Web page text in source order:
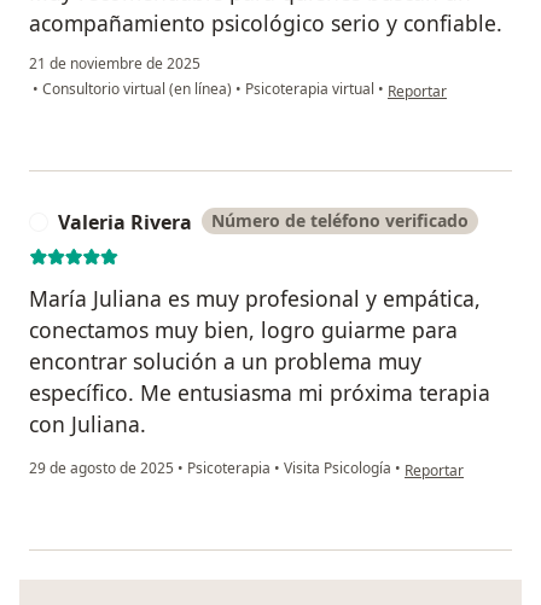
acompañamiento psicológico serio y confiable.
21 de noviembre de 2025
• Consultorio virtual (en línea) • Psicoterapia virtual • en opinión del usuario
Reportar
Valeria Rivera Número de teléfono verificado
María Juliana es muy profesional y empática,
conectamos muy bien, logro guiarme para
encontrar solución a un problema muy
específico. Me entusiasma mi próxima terapia
con Juliana.
29 de agosto de 2025 • Psicoterapia • Visita Psicología • en opinión del
Reportar